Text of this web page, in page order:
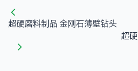
超硬磨料制品 金刚石薄壁钻头
超